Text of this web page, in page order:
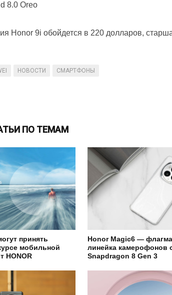
8.0 Oreo
Honor 9i обойдется в 220 долларов,
НОВОСТИ СМАРТФОНЫ
ПО ТЕМАМ
принять
мобильной
HONOR
Honor Magic6 —
линейка камерофонов
Snapdragon 8 Gen 3